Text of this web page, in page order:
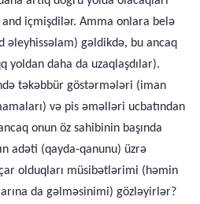
içmişdilər. Amma onlara belə
əleyhissəlam) gəldikdə, bu ancaq
yoldan daha da uzaqlaşdılar).
təkəbbür göstərmələri (iman
və pis əməlləri ucbatından
onun öz sahibinin başında
adəti (qayda-qanunu) üzrə
olduqları müsibətlərimi (həmin
da gəlməsinimi) gözləyirlər?